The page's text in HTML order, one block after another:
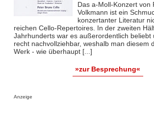
Das a-Moll-Konzert von
Volkmann ist ein
konzertanter Literatur
reichen Cello-Repertoires. In der zweiten
Jahrhunderts war es außerordentlich beliebt
recht nachvollziehbar, weshalb man diesem
Werk - wie überhaupt [...]
»zur Besprechung«
Anzeige